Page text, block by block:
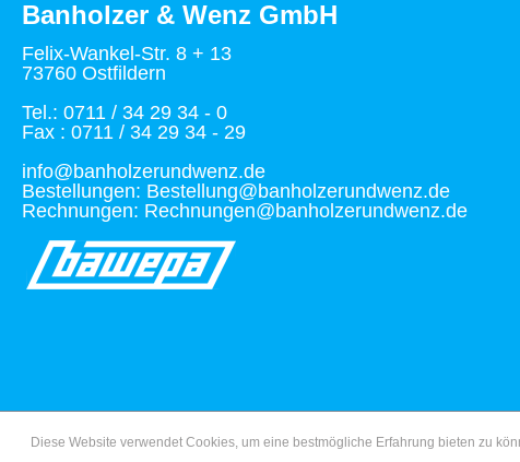
Banholzer & Wenz GmbH
Felix-Wankel-Str. 8 + 13
73760 Ostfildern
Tel.: 0711 / 34 29 34 - 0
Fax : 0711 / 34 29 34 - 29
info@banholzerundwenz.de
Bestellungen: Bestellung@banholzerundwenz.de
Rechnungen: Rechnungen@banholzerundwenz.de
Diese Website verwendet Cookies, um eine bestmögliche Erfahrung bieten zu